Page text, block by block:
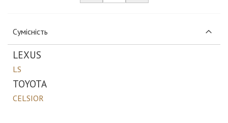
Сумісність
LEXUS
LS
TOYOTA
CELSIOR